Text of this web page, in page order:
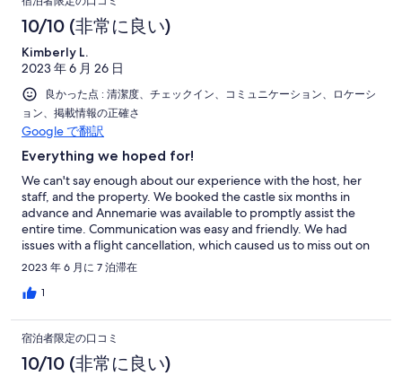
10/10 (非常に良い)
Kimberly L.
2023 年 6 月 26 日
良かった点 : 清潔度、チェックイン、コミュニケーション、ロケーシ
ョン、掲載情報の正確さ
Google で翻訳
Everything we hoped for!
We can't say enough about our experience with the host, her
staff, and the property. We booked the castle six months in
advance and Annemarie was available to promptly assist the
entire time. Communication was easy and friendly. We had
issues with a flight cancellation, which caused us to miss out on
an entire day of our Ireland trip. Annmarie asked us for a grocery
list and had the food waiting for us at the castle. The castle was
lovely! It was such a unique accommodation experience. We
book this castle property! You won't regret it.
2023 年 6 月に 7 泊滞在
1
宿泊者限定の口コミ
10/10 (非常に良い)